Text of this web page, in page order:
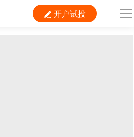
 开户试投
导